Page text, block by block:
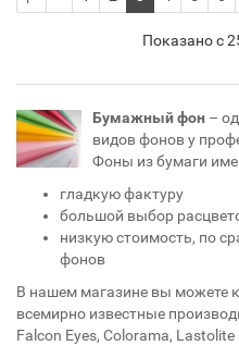
Показано с
Бумажный фон –
видов фонов у
Фоны из бумаги
гладкую фактуру
большой выбор
низкую стоимость, по
фонов
В нашем магазине вы можете
всемирно известные
Falcon Eyes, Colorama, Lastolite